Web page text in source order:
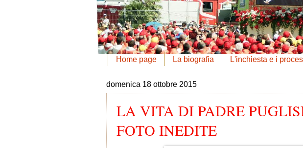
Home page La biografia L'inchiesta e i
domenica 18 ottobre 2015
LA VITA DI PADRE
FOTO INEDITE